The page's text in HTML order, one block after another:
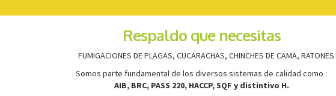
Respaldo que necesitas
Somos parte fundamental de los diversos sistemas de calidad como :
AIB, BRC, PASS 220, HACCP, SQF y distintivo H.